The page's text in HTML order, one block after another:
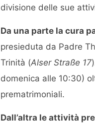
divisione delle sue
Da una parte la cura
presieduta da Padre
Trinità (Alser Straße 17
domenica alle 10:30)
prematrimoniali.
Dall’altra le attività